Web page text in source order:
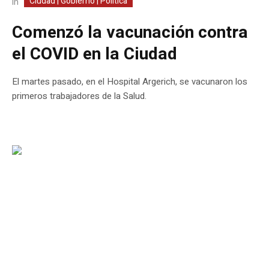
Comenzó la vacunación contra
el COVID en la Ciudad
El martes pasado, en el Hospital Argerich, se vacunaron los
primeros trabajadores de la Salud.